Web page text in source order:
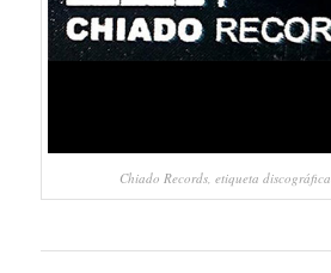
Chiado Records, etiqueta discográfica